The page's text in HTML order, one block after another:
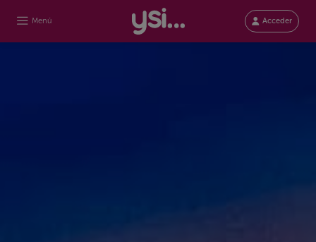
Menú Acceder